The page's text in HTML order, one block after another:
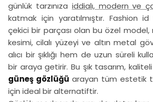
günlük tarzınıza iddialı, modern ve
katmak için yaratılmıştır. Fashion id
çekici bir parçası olan bu özel
kesimi, cilalı yüzeyi ve altın metal
alıcı bir şıklığı hem de uzun süreli
bir araya getirir. Bu şık tasarım,
güneş gözlüğü arayan tüm estetik
için ideal bir alternatiftir.